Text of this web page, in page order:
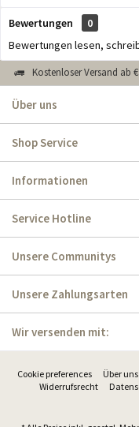
Bewertungen
0
Bewertungen lesen,
Kostenloser Versand ab
Über uns
Shop Service
Informationen
Service Hotline
Unsere Communitys
Unsere Zahlungsarten
Wir versenden mit:
Cookie preferences Über uns
Widerrufsrecht